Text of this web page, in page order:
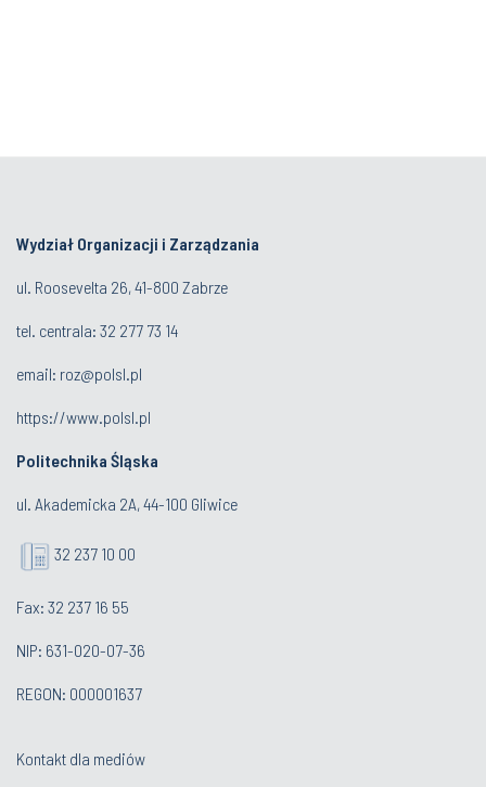
Wydział Organizacji i Zarządzania
ul. Roosevelta 26, 41-800 Zabrze
tel. centrala: 32 277 73 14
email: roz@polsl.pl
https://www.polsl.pl
Politechnika Śląska
ul. Akademicka 2A, 44-100 Gliwice
32 237 10 00
Fax: 32 237 16 55
NIP: 631-020-07-36
REGON: 000001637
Kontakt dla mediów